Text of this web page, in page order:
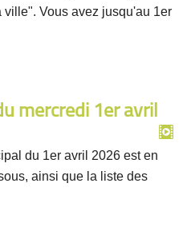
Vous avez jusqu'au 1er
mercredi 1er avril
du 1er avril 2026 est en
ainsi que la liste des